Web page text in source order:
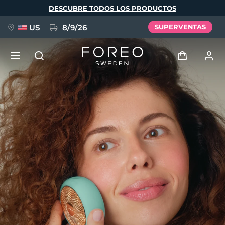
DESCUBRE TODOS LOS PRODUCTOS
US 8/9/26 SUPERVENTAS
Iniciar sesión
Perfil de usuario
Mis dispositivos
Mis pedidos
Mis direcciones
Mis suscripciones
NUEVO
FAQ™ Pure Beauty-Tech Elixir
BREAKING NEWS
issa™ Teeth Whitening Set
Idioma
English Deutsch
Español
Français
Italiano
Português
Polski
Svenska
Русский
Türkçe
简体中文 繁體中文